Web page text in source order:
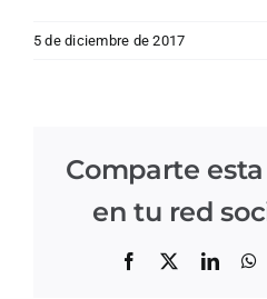
5 de diciembre de 2017
Comparte
en tu red
Facebook